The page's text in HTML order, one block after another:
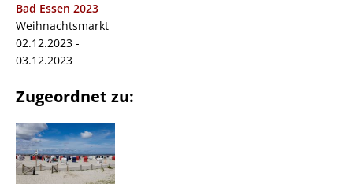
Bad Essen 2023
Weihnachtsmarkt
02.12.2023 -
03.12.2023
Zugeordnet zu: